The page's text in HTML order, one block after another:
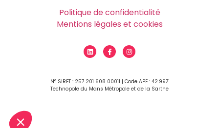
Politique de confidentialité
Mentions légales et cookies
N° SIRET : 257 201 608 00011 | Code APE : 42.99Z
Technopole du Mans Métropole et de la Sarthe